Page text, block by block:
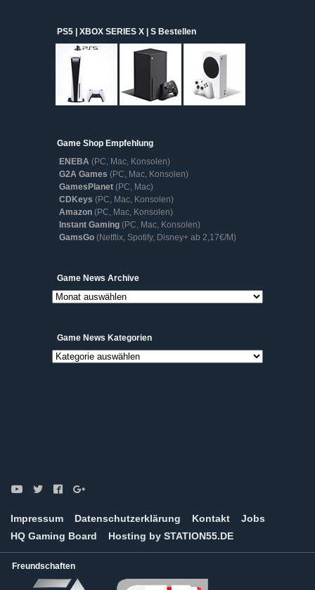
PS5 | XBOX SERIES X | S Bestellen
Game Shop Empfehlung
ENEBA (PC, Mac, Konsolen)
G2A Games (PC, Mac, Konsolen)
GamesPlanet (PC, Mac)
CDKeys (PC, Mac, Konsolen)
Amazon (PC, Mac, Konsolen)
Instant Gaming (PC, Mac, Konsolen)
GamsGo (Netflix, Spotify, Disney+ ab 2,17€/M)
Game News ArchiveGame
News
Archive
Game News Kategorien
Game
Impressum Datenschutzerklärung Kontakt
Jobs
HQ Gaming Board
Hosting by STATION55.DE
Freundschaften